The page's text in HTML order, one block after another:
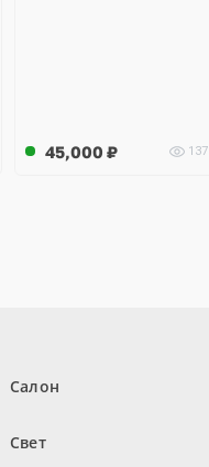
45,000 ₽ 137
Салон
Свет